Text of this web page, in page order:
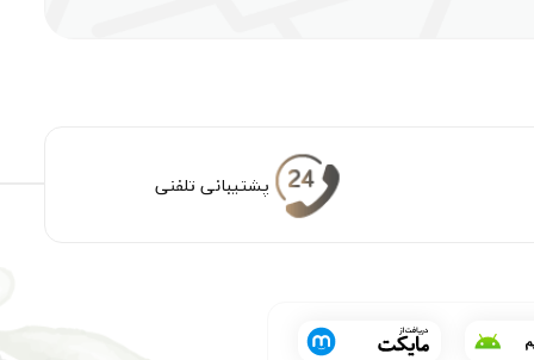
پشتیبانی تلفنی